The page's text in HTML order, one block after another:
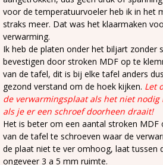
voor de temperatuurvoeler heb ik in het
straks meer. Dat was het klaarmaken
verwarming.
Ik heb de platen onder het biljart zonder
bevestigen door stroken MDF op te
van de tafel, dit is bij elke tafel anders
gezond verstand om de hoek kijken. Let
de verwarmingsplaat als het niet nodig
als je er een schroef doorheen draait!
Het is beter om een aantal stroken
van de tafel te schroeven waar de
de plaat niet te ver omhoog, laat tussen
ongeveer 3 a 5 mm ruimte.